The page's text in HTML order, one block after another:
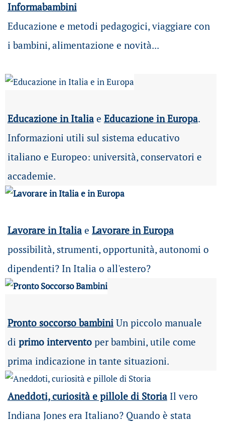
Informabambini
Educazione e metodi pedagogici, viaggiare con
i bambini, alimentazione e novità...
Educazione in Italiae Educazione in Europa.
Informazioni utili sul sistema educativo
italiano e Europeo: università, conservatori e
accademie.
Lavorare in Italia e Lavorare in Europa
possibilità, strumenti, opportunità, autonomi o
dipendenti? In Italia o all'estero?
Pronto soccorso bambiniUn piccolo manuale
di primo interventoper bambini, utile come
prima indicazione in tante situazioni.
Aneddoti, curiosità e pillole di Storia Il vero
Indiana Jones era Italiano? Quando è stata